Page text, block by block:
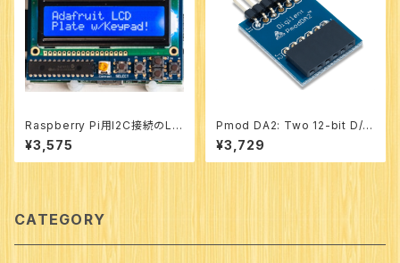
Raspberry Pi用I2C接続のLC
Dキット
¥3,575
Pmod DA2: Two 12-bit D/A
Outputs 型番：410-113
¥3,729
CATEGORY